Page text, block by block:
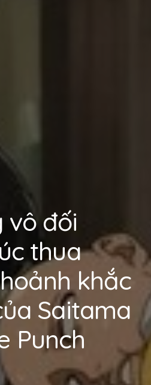
vô đối
thua
khắc
Saitama
Punch